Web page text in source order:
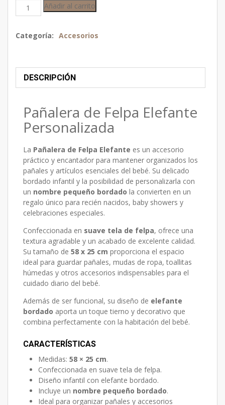
Añadir al carrito
Categoría: Accesorios
DESCRIPCIÓN
Pañalera de Felpa Elefante
Personalizada
La Pañalera de Felpa Elefante es un accesorio
práctico y encantador para mantener organizados los
pañales y artículos esenciales del bebé. Su delicado
bordado infantil y la posibilidad de personalizarla con
un nombre pequeño bordado la convierten en un
regalo único para recién nacidos, baby showers y
celebraciones especiales.
Confeccionada en suave tela de felpa, ofrece una
textura agradable y un acabado de excelente calidad.
Su tamaño de 58 x 25 cm proporciona el espacio
ideal para guardar pañales, mudas de ropa, toallitas
húmedas y otros accesorios indispensables para el
cuidado diario del bebé.
Además de ser funcional, su diseño de elefante
bordado aporta un toque tierno y decorativo que
combina perfectamente con la habitación del bebé.
CARACTERÍSTICAS
Medidas: 58 × 25 cm.
Confeccionada en suave tela de felpa.
Diseño infantil con elefante bordado.
Incluye un nombre pequeño bordado.
Ideal para organizar pañales y accesorios